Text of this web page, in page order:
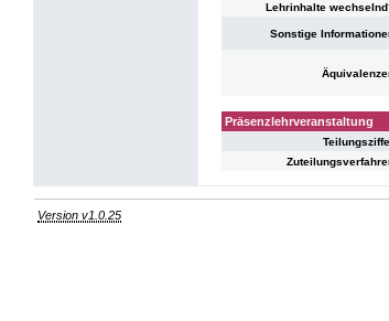
Lehrinhalte
Sonstige
Präsenzlehrveranstaltung
Version v1.0.25